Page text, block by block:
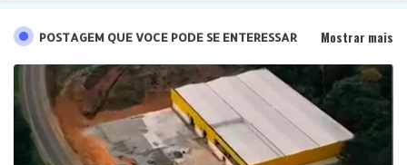
POSTAGEM QUE VOCE PODE SE ENTERESSAR Mostrar mais